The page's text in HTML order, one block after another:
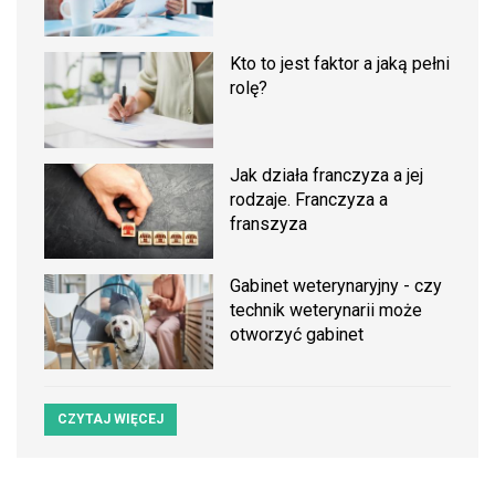
Kto to jest faktor a jaką pełni
rolę?
Jak działa franczyza a jej
rodzaje. Franczyza a
franszyza
Gabinet weterynaryjny - czy
technik weterynarii może
otworzyć gabinet
CZYTAJ WIĘCEJ